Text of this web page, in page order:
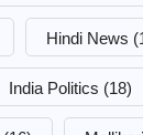
Hindi News
India Politics (18)